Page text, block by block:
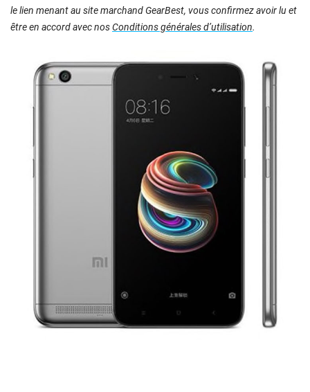
le lien menant au site marchand GearBest, vous confirmez avoir lu et
être en accord avec nosConditions générales d’utilisation.